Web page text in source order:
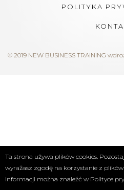
POLITYKA
© 2019 NEW BUSINESS TRAINING
Ta strona używa plików cookies.
wyrażasz zgodę na korzystanie z plików
informacji można znaleźć w Polityce